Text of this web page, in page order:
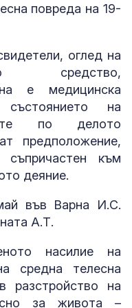
повреда на 19-
оглед на
средство,
е медицинска
състоянието на
по делото
предположение,
към
деяние.
във Варна И.С.
А.Т.
насилие на
средна телесна
разстройство на
за живота –